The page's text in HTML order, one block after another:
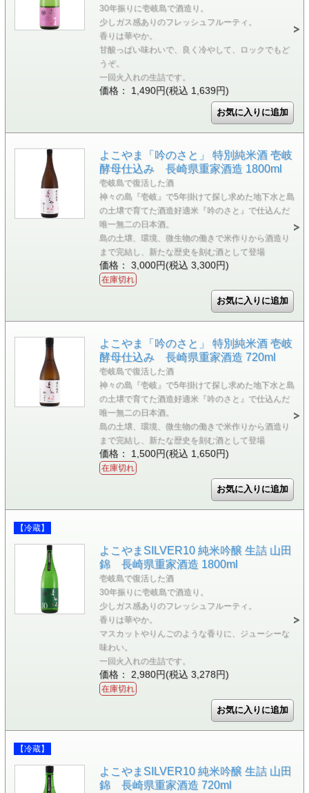
30年振りに壱岐島で酒造り。
少しガス感ありのフレッシュフルーティ。
香りは華やか。
甘酸っぱい味わいで、良く冷やして、ロックでもど
うぞ。
一回火入れの生詰です。
価格： 1,490円(税込 1,639円)
よこやま「吟のさと」 特別純米酒 壱岐
酵母仕込み 長崎県重家酒造 1800ml
壱岐島で復活した酒
神々の島『壱岐』で5年掛けて探し求めた地下水と島
の土壌で育てた酒造好適米『吟のさと』で仕込んだ
唯一無二の日本酒。
島の土壌、環境、微生物の働きで米作りから酒造り
まで完結し、新たな歴史を刻む酒として登場
価格： 3,000円(税込 3,300円)
在庫切れ
よこやま「吟のさと」 特別純米酒 壱岐
酵母仕込み 長崎県重家酒造 720ml
壱岐島で復活した酒
神々の島『壱岐』で5年掛けて探し求めた地下水と島
の土壌で育てた酒造好適米『吟のさと』で仕込んだ
唯一無二の日本酒。
島の土壌、環境、微生物の働きで米作りから酒造り
まで完結し、新たな歴史を刻む酒として登場
価格： 1,500円(税込 1,650円)
在庫切れ
【冷蔵】
よこやまSILVER10 純米吟醸 生詰 山田
錦 長崎県重家酒造 1800ml
壱岐島で復活した酒
30年振りに壱岐島で酒造り。
少しガス感ありのフレッシュフルーティ。
香りは華やか。
マスカットやりんごのような香りに、ジューシーな
味わい。
一回火入れの生詰です。
価格： 2,980円(税込 3,278円)
在庫切れ
【冷蔵】
よこやまSILVER10 純米吟醸 生詰 山田
錦 長崎県重家酒造 720ml